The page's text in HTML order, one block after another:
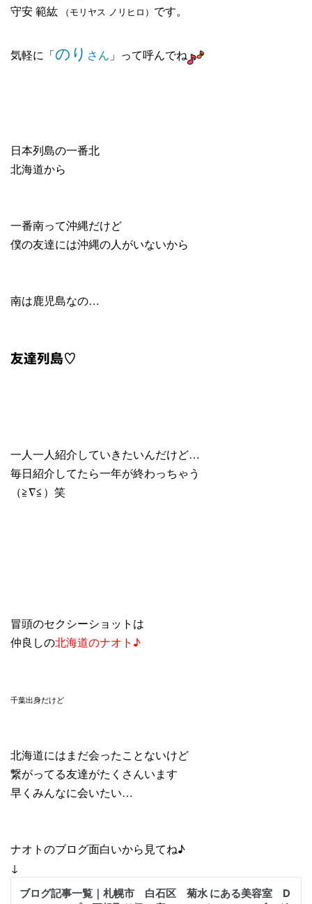
守安 範紘 （モリヤス ノリヒロ） です。
気軽に「のり さん 」って呼んでね
日本列島の一番北
北海道から
一番南って沖縄だけど
僕の友達には沖縄の人がいないから
南は鹿児島なの…
友達列島♡
一人一人紹介していきたいんだけど…
毎日紹介してたら一年が終わっちゃう
（≧∇≦）笑
冒頭のセクシーショットは
仲良しの北海道のナオト♪
千葉出身だけど
北海道にはまだ会ったことないけど
繋がってる友達がたくさんいます
早くみんなに会いたい…
ナオトのブログ面白いから見てね♪
↓